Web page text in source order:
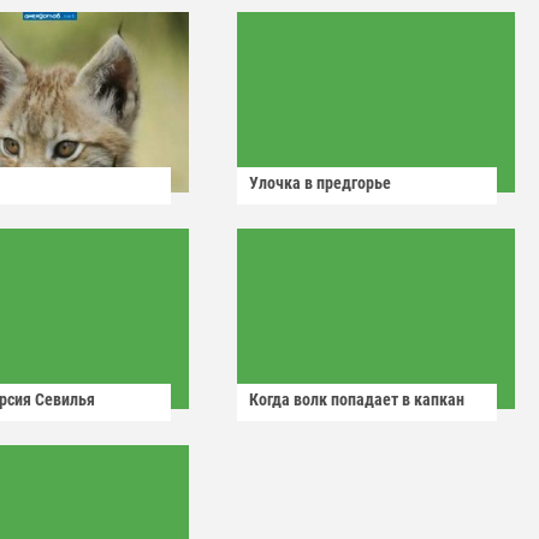
Улочка в предгорье
Севилья Когда волк попадает в капкан